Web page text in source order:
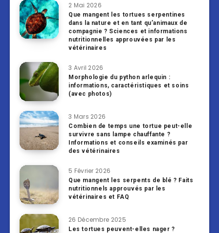
2 Mai 2026
Que mangent les tortues serpentines
dans la nature et en tant qu’animaux de
compagnie ? Sciences et informations
nutritionnelles approuvées par les
vétérinaires
3 Avril 2026
Morphologie du python arlequin :
informations, caractéristiques et soins
(avec photos)
3 Mars 2026
Combien de temps une tortue peut-elle
survivre sans lampe chauffante ?
Informations et conseils examinés par
des vétérinaires
5 Février 2026
Que mangent les serpents de blé ? Faits
nutritionnels approuvés par les
vétérinaires et FAQ
26 Décembre 2025
Les tortues peuvent-elles nager ?